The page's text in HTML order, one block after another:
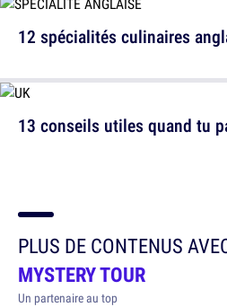
13 conseils utiles quand tu
12 spécialités culinaires
PLUS DE CONTENUS
MYSTERY TOUR
Un partenaire au top